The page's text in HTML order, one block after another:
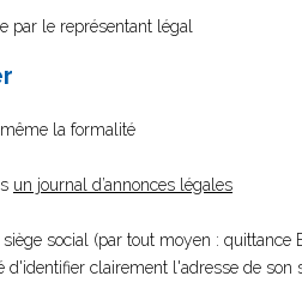
par le représentant légal
la formalité
un journal d’annonces légales
social (par tout moyen : quittance
d'identifier clairement l'adresse de